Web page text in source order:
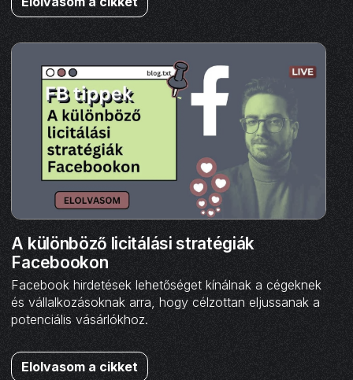
A különböző licitálási stratégiák
Facebookon
Facebook hirdetések lehetőséget kínálnak a cégeknek
és vállalkozásoknak arra, hogy célzottan eljussanak a
potenciális vásárlókhoz.
Elolvasom a cikket